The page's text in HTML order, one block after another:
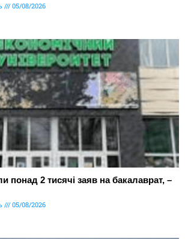
05/08/2026
2 тисячі заяв на бакалаврат, –
05/08/2026